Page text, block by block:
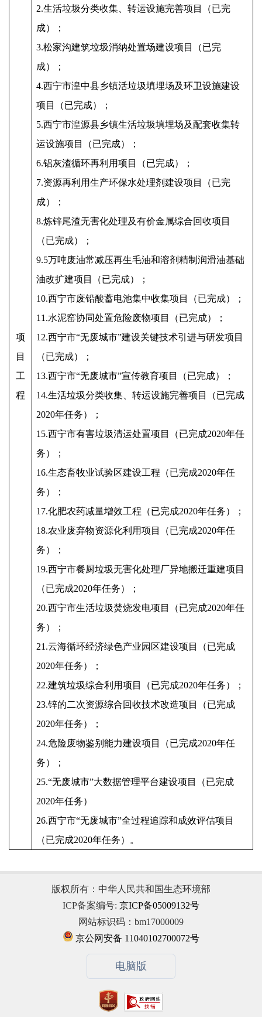
项
目
工
程
2.生活垃圾分类收集、转运设施完善项目（已完
成）；
3.松家沟建筑垃圾消纳处置场建设项目（已完
成）；
4.西宁市湟中县乡镇活垃圾填埋场及环卫设施建设
项目（已完成）；
5.西宁市湟源县乡镇生活垃圾填埋场及配套收集转
运设施项目（已完成）；
6.铝灰渣循环再利用项目（已完成）；
7.资源再利用生产环保水处理剂建设项目（已完
成）；
8.炼锌尾渣无害化处理及有价金属综合回收项目
（已完成）；
9.5万吨废油常减压再生毛油和溶剂精制润滑油基础
油改扩建项目（已完成）；
10.西宁市废铅酸蓄电池集中收集项目（已完成）；
11.水泥窑协同处置危险废物项目（已完成）；
12.西宁市“无废城市”建设关键技术引进与研发项目
（已完成）；
13.西宁市“无废城市”宣传教育项目（已完成）；
14.生活垃圾分类收集、转运设施完善项目（已完成
2020年任务）；
15.西宁市有害垃圾清运处置项目（已完成2020年任
务）；
16.生态畜牧业试验区建设工程（已完成2020年任
务）；
17.化肥农药减量增效工程（已完成2020年任务）；
18.农业废弃物资源化利用项目（已完成2020年任
务）；
19.西宁市餐厨垃圾无害化处理厂异地搬迁重建项目
（已完成2020年任务）；
20.西宁市生活垃圾焚烧发电项目（已完成2020年任
务）；
21.云海循环经济绿色产业园区建设项目（已完成
2020年任务）；
22.建筑垃圾综合利用项目（已完成2020年任务）；
23.锌的二次资源综合回收技术改造项目（已完成
2020年任务）；
24.危险废物鉴别能力建设项目（已完成2020年任
务）；
25.“无废城市”大数据管理平台建设项目（已完成
2020年任务）
26.西宁市“无废城市”全过程追踪和成效评估项目
（已完成2020年任务）。
版权所有：中华人民共和国生态环境部
ICP备案编号: 京ICP备05009132号
网站标识码：bm17000009
京公网安备 11040102700072号
电脑版